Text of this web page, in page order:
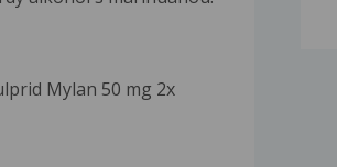
Mylan 50 mg 2x